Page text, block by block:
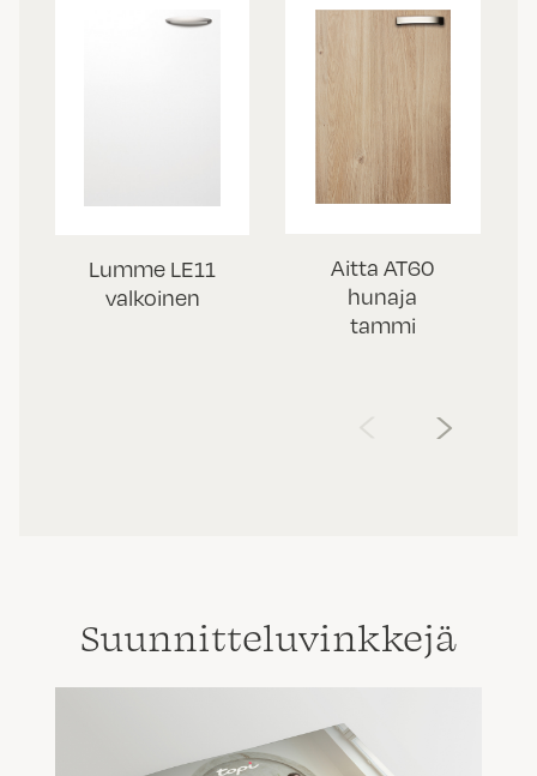
Lumme LE11
valkoinen
Aitta AT60
hunaja
tammi
›
Suunnittelu­vinkkejä